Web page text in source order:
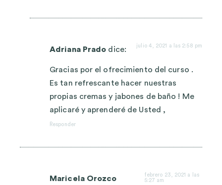
Adriana Prado dice: julio 4, 2021 a las 2:58 pm
Gracias por el ofrecimiento del curso .
Es tan refrescante hacer nuestras
propias cremas y jabones de baño ! Me
aplicaré y aprenderé de Usted ,
Responder
Maricela Orozco
febrero 23, 2021 a las
5:27 am